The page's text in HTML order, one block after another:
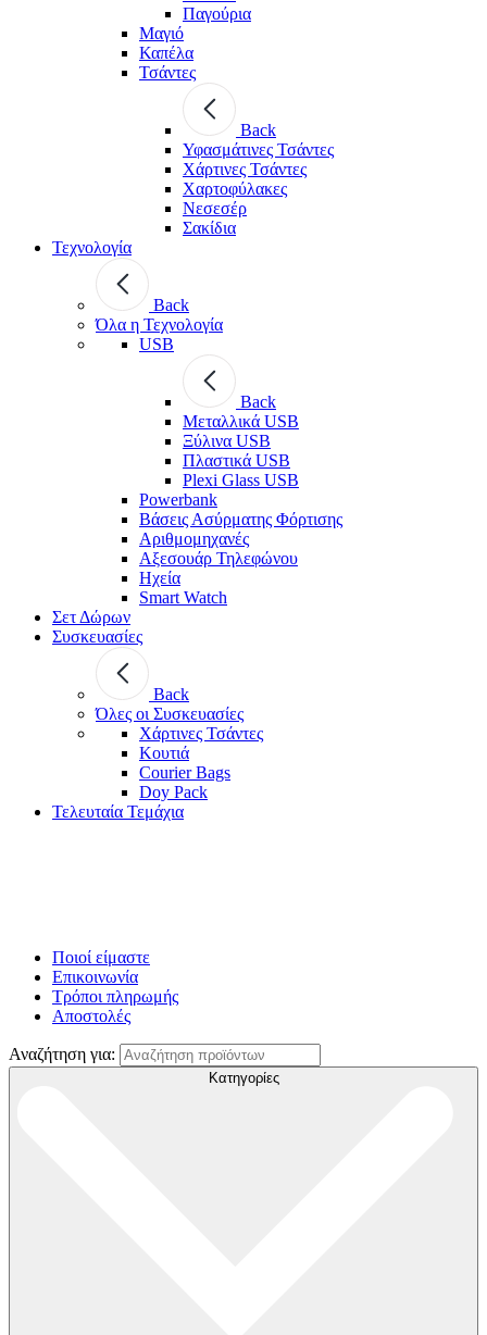
Παγούρια
Μαγιό
Καπέλα
Τσάντες
Back
Υφασμάτινες Τσάντες
Χάρτινες Τσάντες
Χαρτοφύλακες
Νεσεσέρ
Σακίδια
Τεχνολογία
Back
Όλα η Τεχνολογία
USB
Back
Μεταλλικά USB
Ξύλινα USB
Πλαστικά USB
Plexi Glass USB
Powerbank
Βάσεις Ασύρματης Φόρτισης
Αριθμομηχανές
Αξεσουάρ Τηλεφώνου
Ηχεία
Smart Watch
Σετ Δώρων
Συσκευασίες
Back
Όλες οι Συσκευασίες
Χάρτινες Τσάντες
Κουτιά
Courier Bags
Doy Pack
Τελευταία Τεμάχια
Ποιοί είμαστε
Επικοινωνία
Τρόποι πληρωμής
Αποστολές
Αναζήτηση για:
Κατηγορίες